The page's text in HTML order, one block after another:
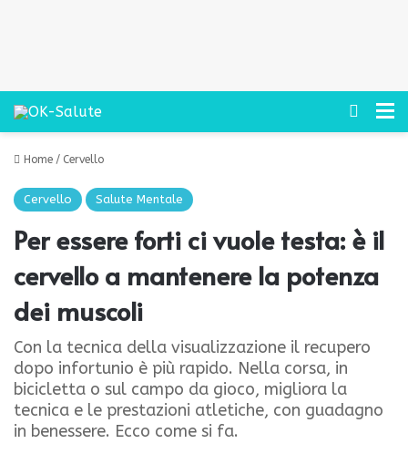
Cerca
Home / Cervello
Cervello Salute Mentale
Per essere forti ci vuole testa: è il
cervello a mantenere la potenza
dei muscoli
Con la tecnica della visualizzazione il recupero
dopo infortunio è più rapido. Nella corsa, in
bicicletta o sul campo da gioco, migliora la
tecnica e le prestazioni atletiche, con guadagno
in benessere. Ecco come si fa.